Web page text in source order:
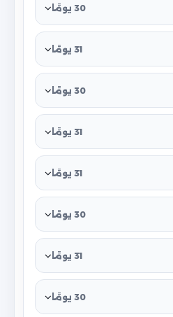
30 يومًا
31 يومًا
30 يومًا
31 يومًا
31 يومًا
30 يومًا
31 يومًا
30 يومًا